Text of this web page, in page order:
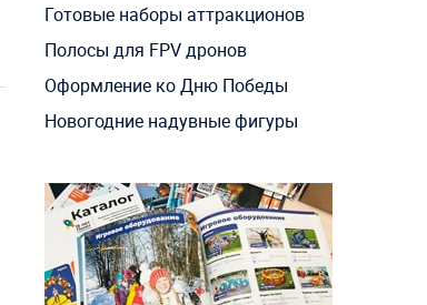
Готовые наборы аттракционов
Полосы для FPV дронов
Оформление ко Дню Победы
Новогодние надувные фигуры